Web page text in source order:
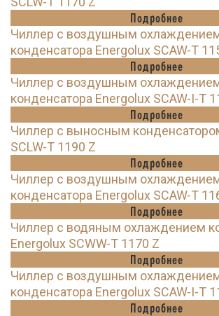
Подробнее
Чиллер с воздушным
конденсатора Energolux SCAW-T
Подробнее
Чиллер с воздушным
конденсатора Energolux SCAW-I-T
Подробнее
Чиллер с выносным
SCLW-T 1190 Z
Подробнее
Чиллер с воздушным
конденсатора Energolux SCAW-T
Подробнее
Чиллер с водяным охлаждением
Energolux SCWW-T 1170 Z
Подробнее
Чиллер с воздушным
конденсатора Energolux SCAW-I-T
Подробнее